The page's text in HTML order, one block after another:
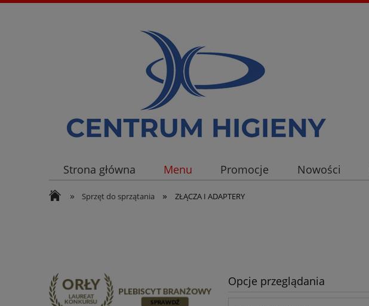
Strona główna Menu Promocje Nowości
» Sprzęt do sprzątania » ZŁĄCZA I ADAPTERY
Opcje przeglądania